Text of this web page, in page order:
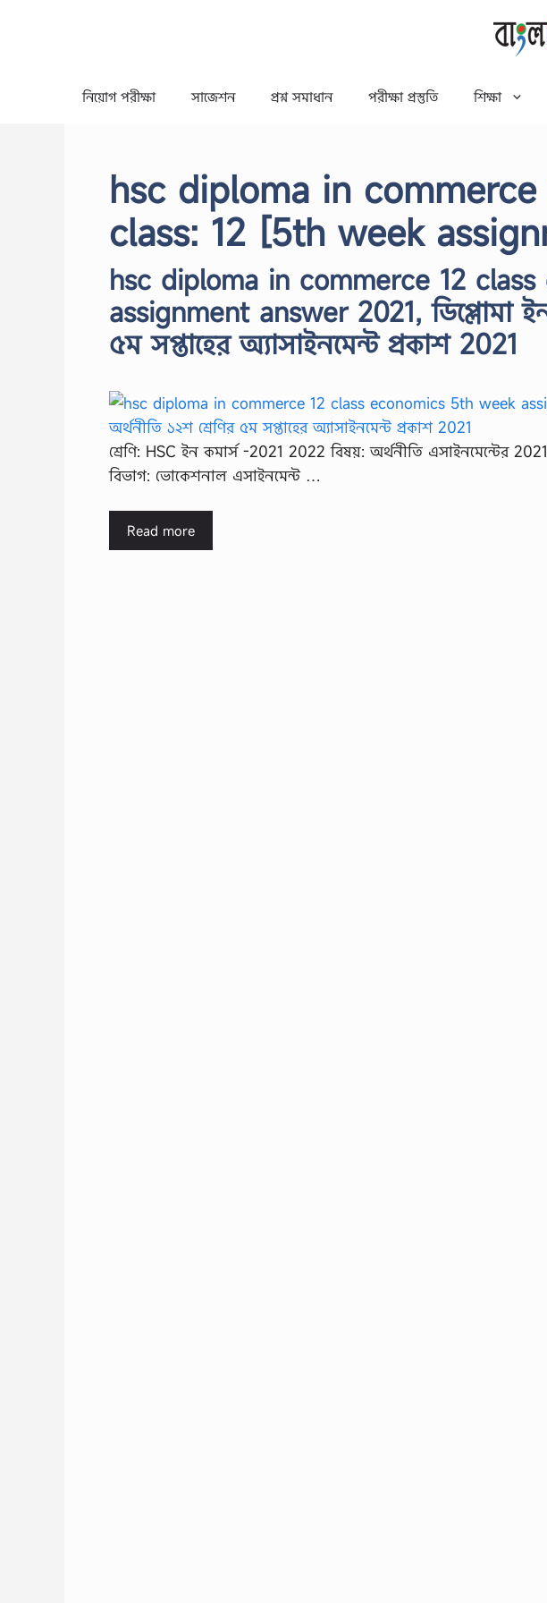
নিয়োগ পরীক্ষা সাজেশন প্রশ্ন সমাধান পরীক্ষা প্রস্তুতি শিক্ষা
hsc diploma in
class: 12 [5th week
hsc diploma in commerce 12
assignment answer 2021, ডিপ্লোমা ইন
৫ম সপ্তাহের অ্যাসাইনমেন্ট প্রকাশ 2021
শ্রেণি: HSC ইন কমার্স -2021 2022 বিষয়: অর্থনীতি এসাইনমেন্টের
বিভাগ: ভোকেশনাল এসাইনমেন্ট …
Read more